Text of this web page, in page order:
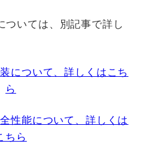
ついては、別記事で詳し
について、詳しくはこち
ら
性能について、詳しくは
ちら